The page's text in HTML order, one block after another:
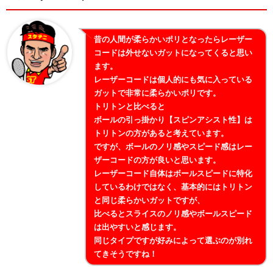
昔の人間が柔らかいポリとなったらレーザー
コードは外せないガットになってくると思い
ます。
レーザーコードは個人的にも気に入っている
ガットで非常に柔らかいポリです。
トリトンと比べると
ボールの引っ掛かり【スピンアシスト性】は
トリトンの方があると考えています。
ですが、ボールのノリ感やスピード感はレー
ザーコードの方が良いと思います。
レーザーコード自体はボールスピードに特化
しているわけではなく、基本的にはトリトン
と同じ柔らかいガットですが、
比べるとスライスのノリ感やボールスピード
は出やすいと感じます。
同じタイプですが好みによって選ぶのが別れ
てきそうですね！